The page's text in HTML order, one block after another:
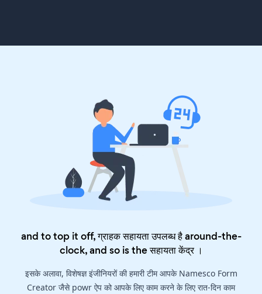
and to top it off, ग्राहक सहायता उपलब्ध है around-the-
clock, and so is theसहायता केंद्र।
इसके अलावा, विशेषज्ञ इंजीनियरों की हमारी टीम आपके Namesco Form
Creator जैसे powr ऐप को आपके लिए काम करने के लिए रात-दिन काम